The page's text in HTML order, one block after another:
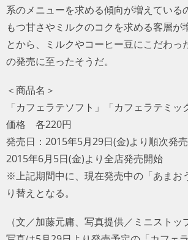
系のメニューを求める傾向が増えている
もつ甘さやミルクのコクを求める客層が
とから、ミルクやコーヒー豆にこだわっ
の発売に至ったそうだ。
＜商品名＞
「カフェラテソフト」「カフェラテミッ
価格 各220円
発売日：2015年5月29日(金)より順次発
2015年6月5日(金)より全店発売開始
※上記期間中に、現在発売中の「あまお
り替えとなる。
（文／加藤元庸、写真提供／ミニストッ